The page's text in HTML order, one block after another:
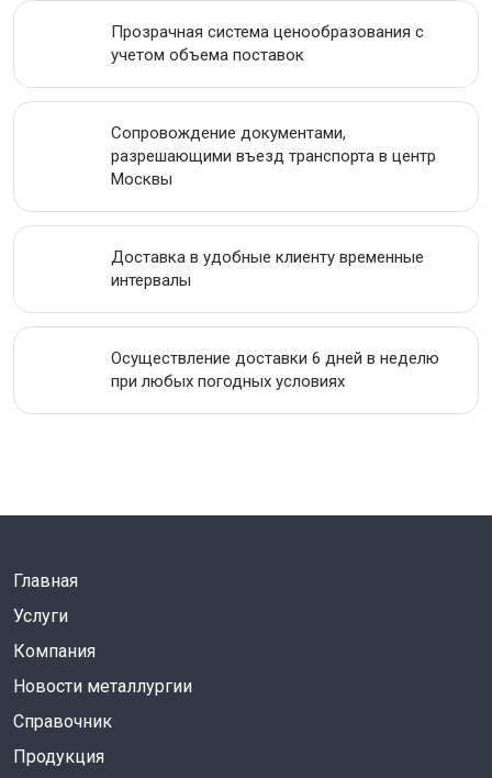
Прозрачная система ценообразования с
учетом объема поставок
Сопровождение документами,
разрешающими въезд транспорта в центр
Москвы
Доставка в удобные клиенту временные
интервалы
Осуществление доставки 6 дней в неделю
при любых погодных условиях
Главная
Услуги
Компания
Новости металлургии
Справочник
Продукция